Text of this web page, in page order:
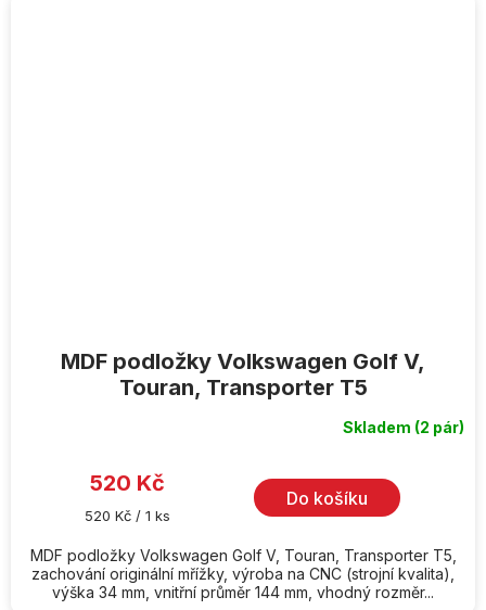
MDF podložky Volkswagen Golf V,
Touran, Transporter T5
Skladem (2 pár)
520 Kč
Měrná
520 Kč / 1 ks
Do košíku
MDF podložky Volkswagen Golf V, Touran, Transporter T5,
zachování originální mřížky, výroba na CNC (strojní kvalita),
výška 34 mm, vnitřní průměr 144 mm, vhodný rozměr...